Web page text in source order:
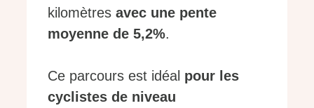
kilomètres avec une pente
moyenne de 5,2%.
Ce parcours est idéal pour les
cyclistes de niveau